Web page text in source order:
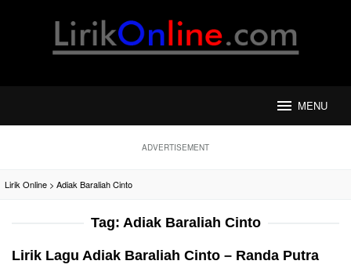
MENU
ADVERTISEMENT
Lirik Online > Adiak Baraliah Cinto
Tag: Adiak Baraliah Cinto
Lirik Lagu Adiak Baraliah Cinto – Randa Putra